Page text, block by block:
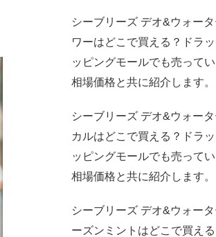
シーブリーズ デオ&ウォー
ワーはどこで買える？ドラ
ッピングモールでも売ってい
相場価格と共に紹介します。
シーブリーズ デオ&ウォー
カルはどこで買える？ドラ
ッピングモールでも売ってい
相場価格と共に紹介します。
シーブリーズ デオ&ウォー
ーズンミントはどこで買え